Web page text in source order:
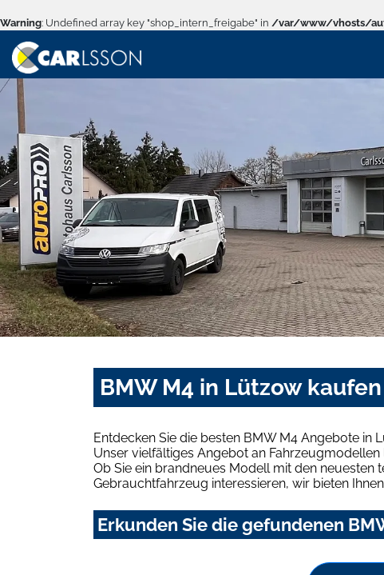
Warning: Undefined array key "shop_intern_freigabe" in /var/www/vhosts/
BMW M4 in Lützow
Entdecken Sie die besten BMW M4 Angebote in
Unser vielfältiges Angebot an Fahrzeugmodellen
Ob Sie ein brandneues Modell mit den
Gebrauchtfahrzeug interessieren, wir bieten
Erkunden Sie die gefundenen